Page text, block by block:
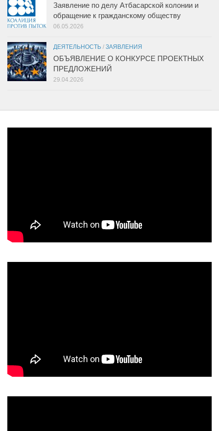
Заявление по делу Атбасарской колонии и
обращение к гражданскому обществу
06.05.2026
ДЕЯТЕЛЬНОСТЬ / ЗАЯВЛЕНИЯ
ОБЪЯВЛЕНИЕ О КОНКУРСЕ ПРОЕКТНЫХ
ПРЕДЛОЖЕНИЙ
29.04.2026